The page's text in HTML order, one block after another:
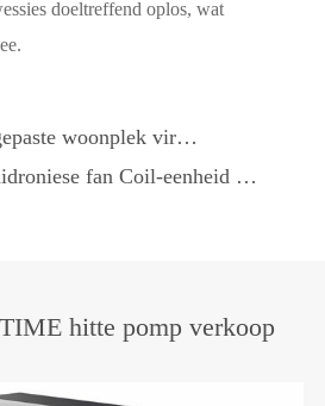
doeltreffend oplos, wat
woonplek vir
te kies?fan Coil-eenheid /
hitte pomp verkoop